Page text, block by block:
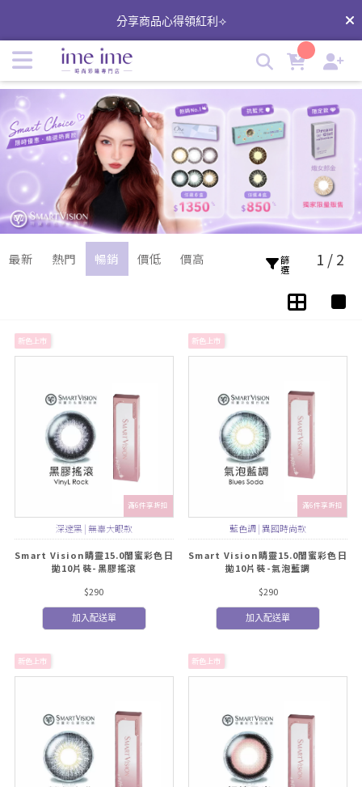
瞳 | imeime 隱形眼鏡美瞳店
分享商品心得領紅利⟢
最新 熱門 暢銷 價低 價高 篩選 1 / 2
滿6件享折扣
新色上市
深邃黑 | 無辜大眼款
Smart Vision睛靈15.0閨蜜彩色日
拋10片裝-黑膠搖滾
$290
加入配送單
滿6件享折扣
新色上市
藍色調 | 異國時尚款
Smart Vision睛靈15.0閨蜜彩色日
拋10片裝-氣泡藍調
$290
加入配送單
新色上市 新色上市